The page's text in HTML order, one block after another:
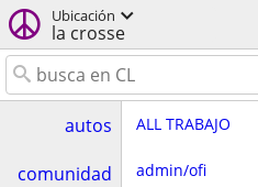
Ubicación
la crosse
autos
comunidad
ALL TRABAJO
admin/ofi